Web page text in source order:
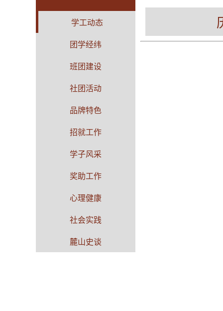
学工动态
团学经纬
班团建设
社团活动
品牌特色
招就工作
学子风采
奖助工作
心理健康
社会实践
麓山史谈